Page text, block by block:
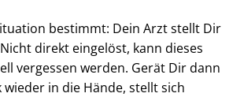
bestimmt: Dein Arzt stellt Dir
direkt eingelöst, kann dieses
vergessen werden. Gerät Dir dann
in die Hände, stellt sich